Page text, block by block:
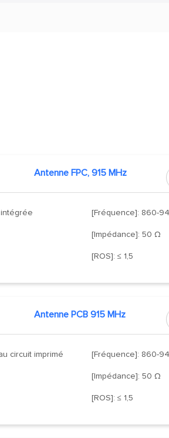
Antenne FPC, 915 MHz
intégrée [Fréquence]: 860-
[Impédance]: 50 Ω
[ROS]: ≤ 1,5
Antenne PCB 915 MHz
circuit imprimé [Fréquence]: 860-
[Impédance]: 50 Ω
[ROS]: ≤ 1,5